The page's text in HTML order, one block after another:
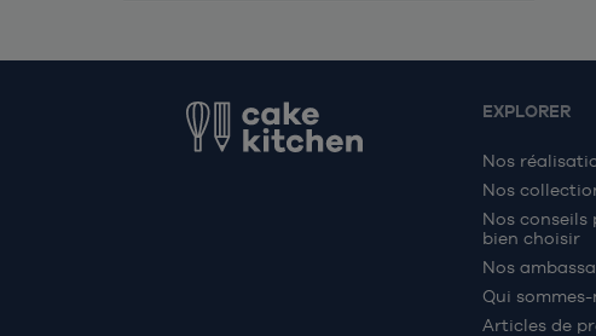
EXPLORER
Nos
Nos
Nos conseils
bien choisir
Nos
Qui
Articles de